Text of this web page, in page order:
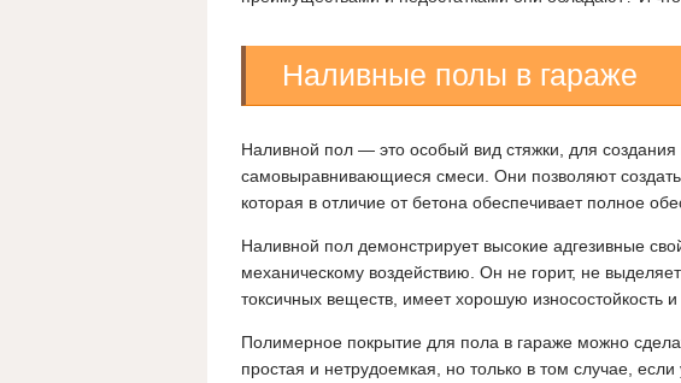
Наливные полы в гараже
Наливной пол — это особый вид стяжки, для
самовыравнивающиеся смеси. Они позволяют
которая в отличие от бетона обеспечивает полное
Наливной пол демонстрирует высокие адгезивные
механическому воздействию. Он не горит, не
токсичных веществ, имеет хорошую износостойкость и
Полимерное покрытие для пола в гараже можно
простая и нетрудоемкая, но только в том случае,